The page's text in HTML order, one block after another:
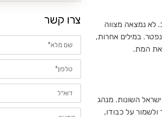
לא נמצאה מצווה
במילים אחרות,
את המת.
השונות. מנהג
על כבודו,
צרו קשר
שם
מלא
טלפון
דוא״ל
הודעה